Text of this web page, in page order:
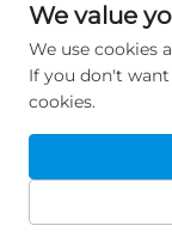
We value
We use cookies
If you don't
cookies.